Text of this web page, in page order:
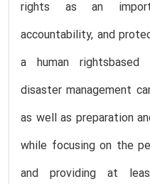
rights as an
accountability, and
a human
disaster management
as well as preparation
while focusing on the
and providing at